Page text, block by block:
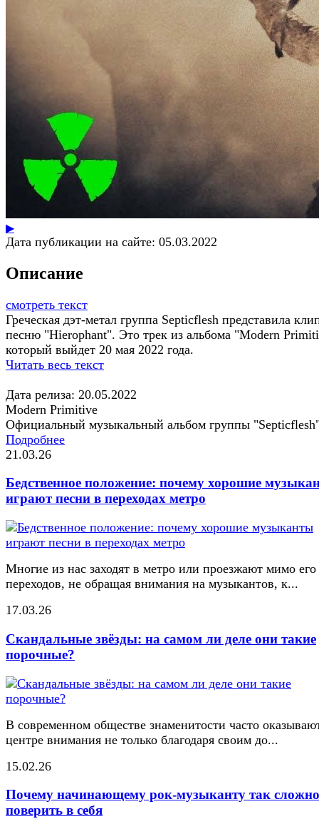
▶
Дата публикации на сайте: 05.03.2022
Описание
смотреть текст
Греческая дэт-метал группа Septicflesh представила
песню "Hierophant". Это трек из альбома "Modern
который выйдет 20 мая 2022 года.
Читать весь текст
Дата релиза: 20.05.2022
Modern Primitive
Официальный музыкальный альбом группы
Подробнее
21.03.26
Бедственное положение: почему хорошие
играют песни в переходах метро
Многие из нас заходят в метро или проезжают мимо его
переходов, не обращая внимания на музыкантов, к...
17.03.26
Скандальные звёзды: на самом ли деле они такие
порочные?
В современном обществе знаменитости часто
центре внимания не только благодаря своим до...
15.02.26
Почему начинающему рок-музыканту так сложно
поверить в себя